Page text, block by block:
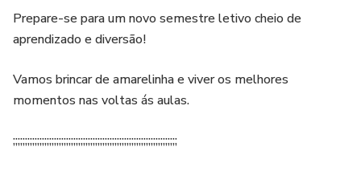
Prepare-se para um novo semestre letivo cheio de
aprendizado e diversão!
Vamos brincar de amarelinha e viver os melhores
momentos nas voltas ás aulas.
;;;;;;;;;;;;;;;;;;;;;;;;;;;;;;;;;;;;;;;;;;;;;;;;;;;;;;;;;;;;;;;;;;;;